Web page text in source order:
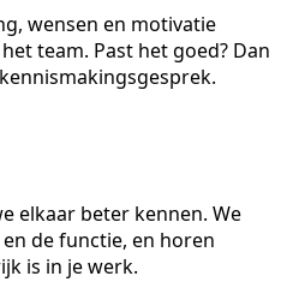
wensen en motivatie
team. Past het goed? Dan
elkaar beter kennen. We
de functie, en horen
is in je werk.